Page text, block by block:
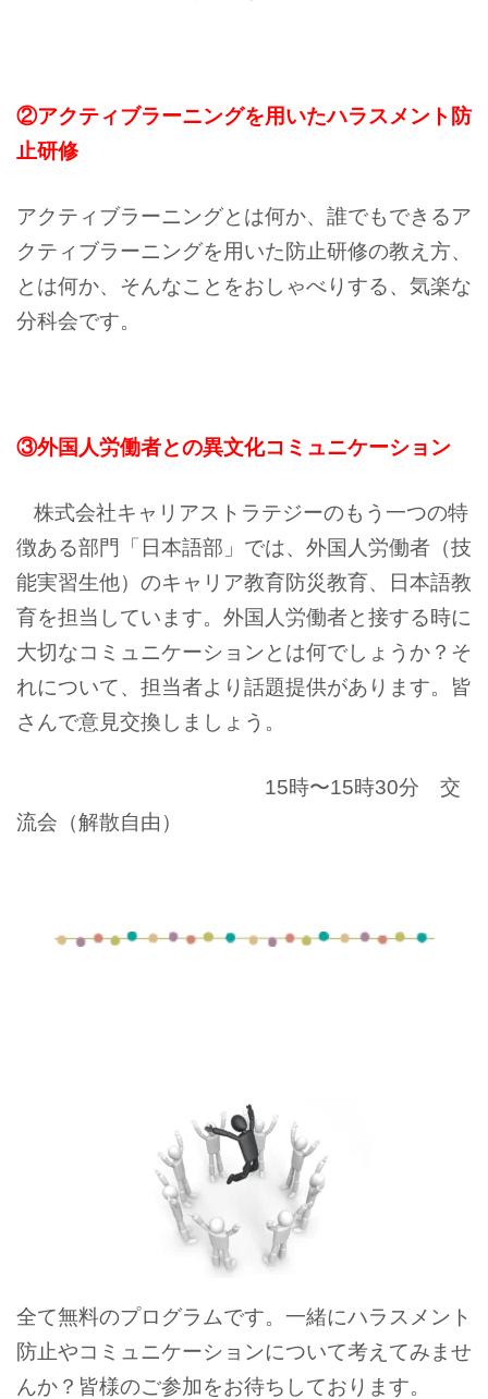
②アクティブラーニングを用いたハラスメント防
止研修
アクティブラーニングとは何か、誰でもできるア
クティブラーニングを用いた防止研修の教え方、
とは何か、そんなことをおしゃべりする、気楽な
分科会です。
③外国人労働者との異文化コミュニケーション
株式会社キャリアストラテジーのもう一つの特
徴ある部門「日本語部」では、外国人労働者（技
能実習生他）のキャリア教育防災教育、日本語教
育を担当しています。外国人労働者と接する時に
大切なコミュニケーションとは何でしょうか？そ
れについて、担当者より話題提供があります。皆
さんで意見交換しましょう。
15時〜15時30分 交
流会（解散自由）
全て無料のプログラムです。一緒にハラスメント
防止やコミュニケーションについて考えてみませ
んか？皆様のご参加をお待ちしております。